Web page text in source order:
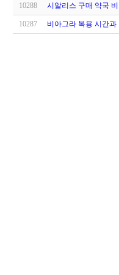
10288 시알리스 구매 약국
10287 비아그라 복용 시간과